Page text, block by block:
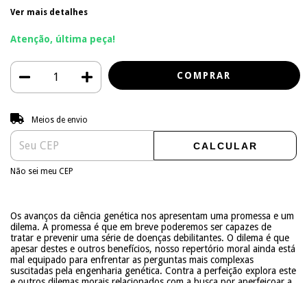
Ver mais detalhes
Atenção, última peça!
Entregas para o CEP:
Meios de envio
CALCULAR
Não sei meu CEP
Os avanços da ciência genética nos apresentam uma promessa e um
dilema. A promessa é que em breve poderemos ser capazes de
tratar e prevenir uma série de doenças debilitantes. O dilema é que
apesar destes e outros benefícios, nosso repertório moral ainda está
mal equipado para enfrentar as perguntas mais complexas
suscitadas pela engenharia genética. Contra a perfeição explora este